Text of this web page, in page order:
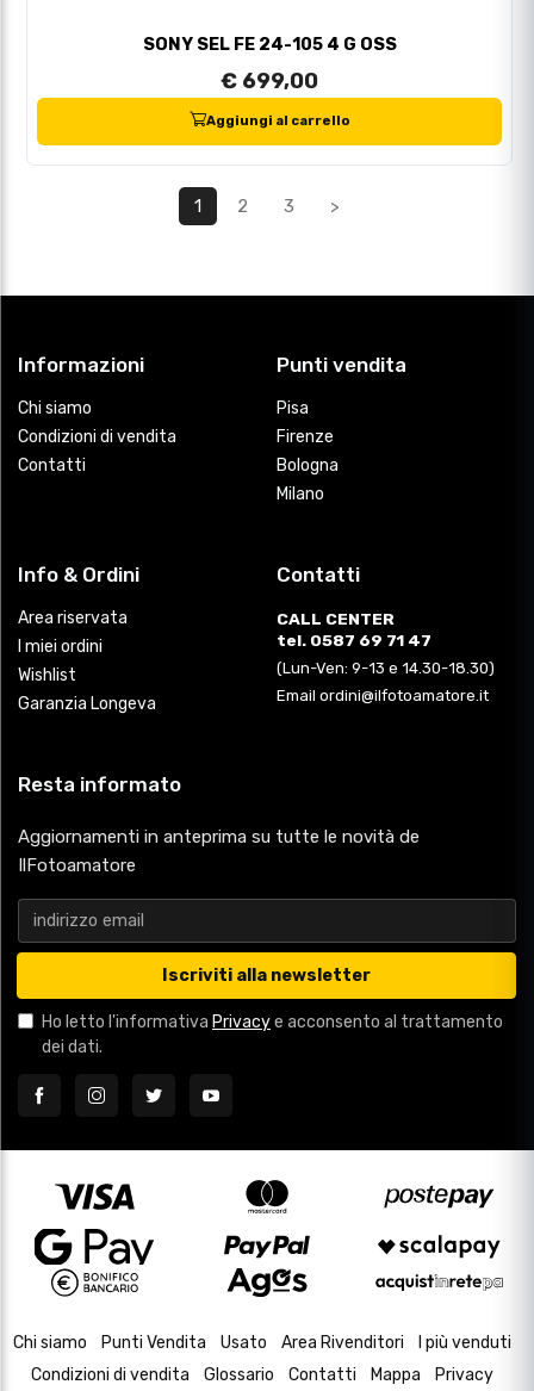
SONY SEL FE 24-105 4 G OSS
€ 699,00
Aggiungi al carrello
1 2 3 >
Informazioni
Chi siamo
Condizioni di vendita
Contatti
Punti vendita
Pisa
Firenze
Bologna
Milano
Info & Ordini
Area riservata
I miei ordini
Wishlist
Garanzia Longeva
Contatti
CALL CENTER
tel. 0587 69 71 47
(Lun-Ven: 9-13 e 14.30-18.30)
Email ordini@ilfotoamatore.it
Resta informato
Aggiornamenti in anteprima su tutte le novità de
IlFotoamatore
Iscriviti alla newsletter
Ho letto l'informativa Privacye acconsento al trattamento
dei dati.
Chi siamo Punti Vendita Usato Area Rivenditori
I più venduti
Condizioni di vendita
Glossario Contatti Mappa Privacy